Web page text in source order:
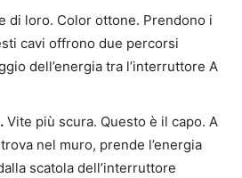
di loro. Color ottone. Prendono i
cavi offrono due percorsi
dell’energia tra l’interruttore A
Vite più scura. Questo è il capo. A
nel muro, prende l’energia
scatola dell’interruttore